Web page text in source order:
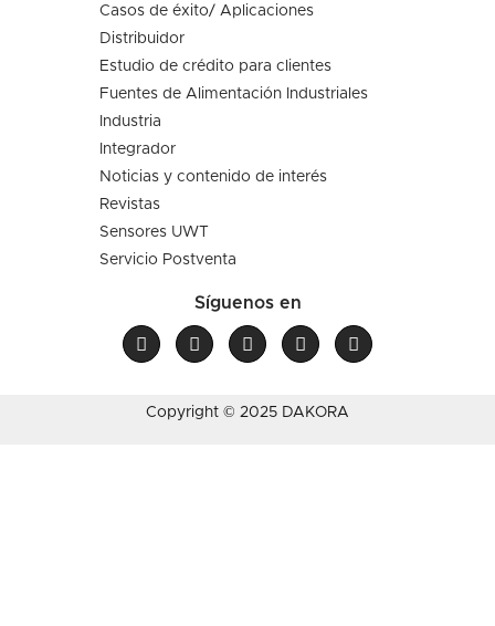
Casos de éxito/ Aplicaciones
Distribuidor
Estudio de crédito para clientes
Fuentes de Alimentación Industriales
Industria
Integrador
Noticias y contenido de interés
Revistas
Sensores UWT
Servicio Postventa
Síguenos en
Copyright © 2025 DAKORA